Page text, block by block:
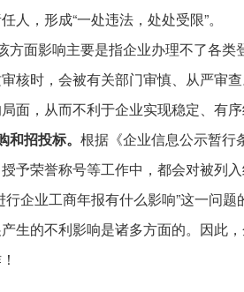
人，形成“一处违法，处处受限”。
方面影响主要是指企业办理不了各
核时，会被有关部门审慎、从严审
面，从而不利于企业实现稳定、有
招投标。 根据《企业信息公示暂行
予荣誉称号等工作中，都会对被列
行企业工商年报有什么影响”这一问
生的不利影响是诸多方面的。因此